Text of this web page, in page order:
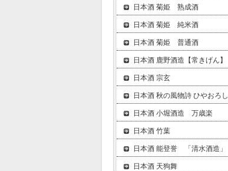
日本酒 菊姫 熟成酒
日本酒 菊姫 純米酒
日本酒 菊姫 普通酒
日本酒 鹿野酒造【常きげん】
日本酒 宗玄
日本酒 秋の風物詩 ひやおろし
日本酒 小堀酒造 万歳楽
日本酒 竹葉
日本酒 能登誉 「清水酒造」
日本酒 天狗舞